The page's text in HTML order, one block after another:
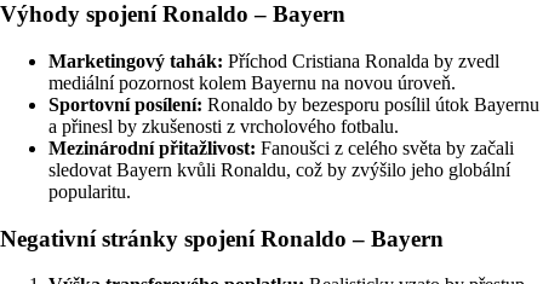
Výhody spojení Ronaldo – Bayern
Marketingový tahák: Příchod Cristiana Ronalda by zvedl
mediální pozornost kolem Bayernu na novou úroveň.
Sportovní posílení: Ronaldo by bezesporu posílil útok Bayernu
a přinesl by zkušenosti z vrcholového fotbalu.
Mezinárodní přitažlivost: Fanoušci z celého světa by začali
sledovat Bayern kvůli Ronaldu, což by zvýšilo jeho globální
popularitu.
Negativní stránky spojení Ronaldo – Bayern